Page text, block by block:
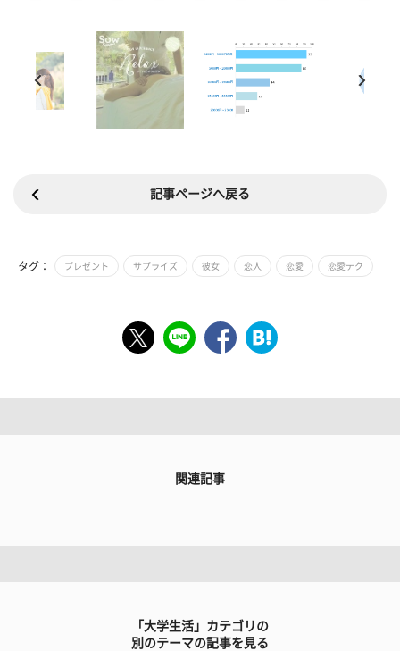
記事ページへ戻る
タグ： プレゼント サプライズ 彼女 恋人 恋愛 恋愛テク
関連記事
「大学生活」カテゴリの
別のテーマの記事を見る